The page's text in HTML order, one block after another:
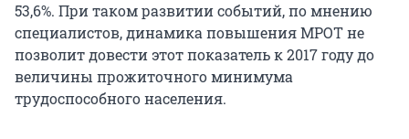
53,6%. При таком развитии событий, по мнению
специалистов, динамика повышения МРОТ не
позволит довести этот показатель к 2017 году до
величины прожиточного минимума
трудоспособного населения.